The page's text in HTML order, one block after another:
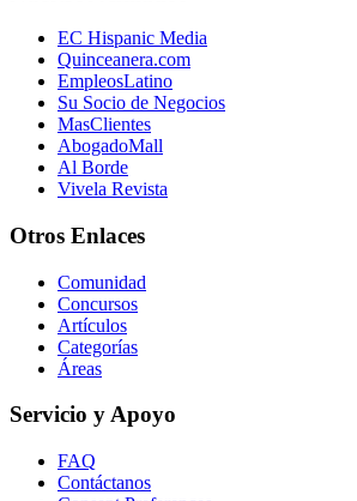
EC Hispanic Media
Quinceanera.com
EmpleosLatino
Su Socio de Negocios
MasClientes
AbogadoMall
Al Borde
Vivela Revista
Otros Enlaces
Comunidad
Concursos
Artículos
Categorías
Áreas
Servicio y Apoyo
FAQ
Contáctanos